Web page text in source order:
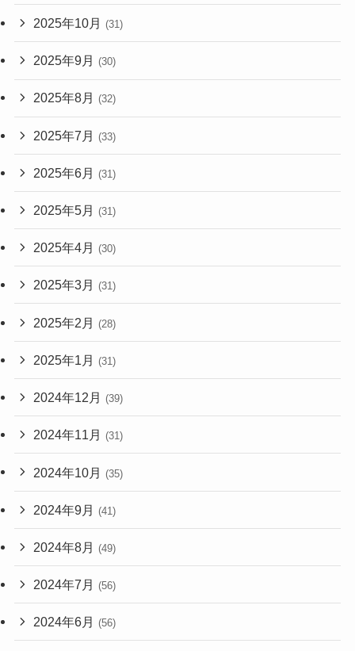
2025年10月 (31)
2025年9月 (30)
2025年8月 (32)
2025年7月 (33)
2025年6月 (31)
2025年5月 (31)
2025年4月 (30)
2025年3月 (31)
2025年2月 (28)
2025年1月 (31)
2024年12月 (39)
2024年11月 (31)
2024年10月 (35)
2024年9月 (41)
2024年8月 (49)
2024年7月 (56)
2024年6月 (56)